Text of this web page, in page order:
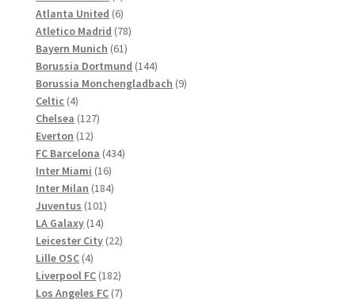
Produkte
Atlanta United 66
Produkte
Atletico Madrid 7878
Bayern Munich 6161
Produkte
Borussia Dortmund 144144
Produkte
Borussia Monchengladbach 99
Celtic 44
Produkte
Chelsea 127127
Everton 1212
Produkte
FC Barcelona 434434
Inter Miami 1616
Produkte
Inter Milan 184184
Juventus 101101
LA Galaxy 1414
Produkte
Leicester City 2222
Lille OSC 44
Produkte
Liverpool FC 182182
Produkte
Los Angeles FC 77